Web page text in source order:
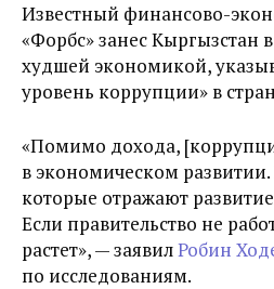
Известный финансово-
«Форбс» занес Кыргызстан
худшей экономикой,
уровень коррупции» в
«Помимо дохода,
в экономическом развитии.
которые отражают
Если правительство не
растет», — заявилРобин
по исследованиям.